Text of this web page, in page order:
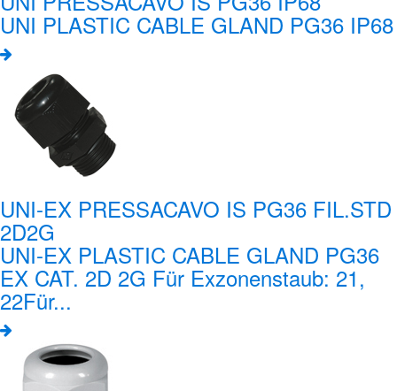
UNI PLASTIC CABLE GLAND PG36 IP68
UNI-EX PRESSACAVO IS PG36 FIL.STD
2D2G
UNI-EX PLASTIC CABLE GLAND PG36
EX CAT. 2D 2G Für Exzonenstaub: 21,
22Für...